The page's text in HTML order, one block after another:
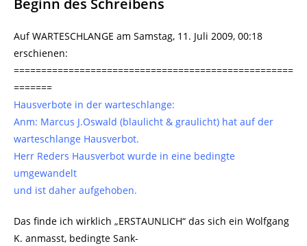
Beginn des Schreibens
Auf WARTESCHLANGE am Samstag, 11. Juli 2009, 00:18
erschienen:
===================================================
=======
Hausverbote in der warteschlange:
Anm: Marcus J.Oswald (blaulicht & graulicht) hat auf der
warteschlange Hausverbot.
Herr Reders Hausverbot wurde in eine bedingte
umgewandelt
und ist daher aufgehoben.
Das finde ich wirklich „ERSTAUNLICH“ das sich ein Wolfgang
K. anmasst, bedingte Sank-